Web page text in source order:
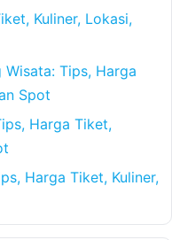
Kuliner, Lokasi,
Tips, Harga
Spot
Harga Tiket,
Harga Tiket, Kuliner,